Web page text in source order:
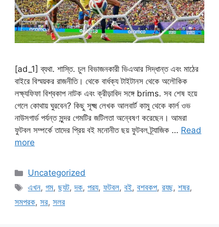
[ad_1] ব্যথা. শাস্তি. চুল বিভাজনকারী ভিএআর সিদ্ধান্ত এবং মাঠের
বাইরে বিস্ময়কর রাজনীতি। থেকে বার্ধক্য টাইটানস থেকে অলৌকিক
লক্ষ্যফিফা বিশ্বকাপ নাটক এবং ক্রীড়াবিদ সঙ্গে brims. সব শেষ হয়ে
গেলে কোথায় ঘুরবেন? কিছু সূক্ষ্ম লেখক আলবার্ট কামু থেকে কার্ল ওভ
নাউসগার্ড পর্যন্ত সুন্দর গেমটির জটিলতা অন্বেষণ করেছেন। আমরা
ফুটবল সম্পর্কে তাদের প্রিয় বই মনোনীত ছয় ফুটবল ট্র্যাজিক … Read
more
Categories
Uncategorized
Tags
এখন,গম,ছযট,দক,পরয,ফটবল,বই,বশবকপ,রযছ,শষর,
সমপরক, সর, সলর